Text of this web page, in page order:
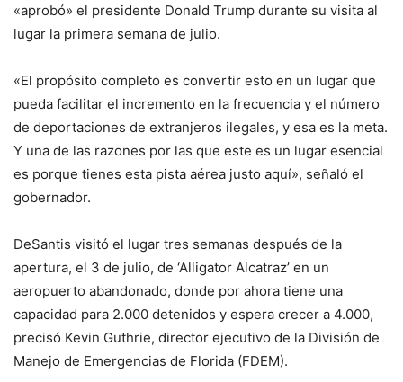
«aprobó» el presidente Donald Trump durante su visita al
lugar la primera semana de julio.
«El propósito completo es convertir esto en un lugar que
pueda facilitar el incremento en la frecuencia y el número
de deportaciones de extranjeros ilegales, y esa es la meta.
Y una de las razones por las que este es un lugar esencial
es porque tienes esta pista aérea justo aquí», señaló el
gobernador.
DeSantis visitó el lugar tres semanas después de la
apertura, el 3 de julio, de ‘Alligator Alcatraz’ en un
aeropuerto abandonado, donde por ahora tiene una
capacidad para 2.000 detenidos y espera crecer a 4.000,
precisó Kevin Guthrie, director ejecutivo de la División de
Manejo de Emergencias de Florida (FDEM).